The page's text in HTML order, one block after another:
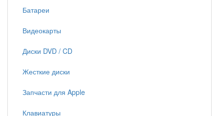
Батареи
Видеокарты
Диски DVD / CD
Жесткие диски
Запчасти для Apple
Клавиатуры